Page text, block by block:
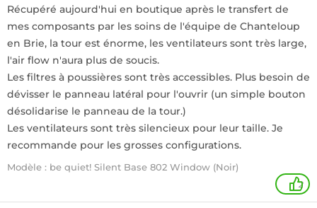
Récupéré aujourd'hui en boutique après le transfert de
mes composants par les soins de l'équipe de Chanteloup
en Brie, la tour est énorme, les ventilateurs sont très large,
l'air flow n'aura plus de soucis.
Les filtres à poussières sont très accessibles. Plus besoin de
dévisser le panneau latéral pour l'ouvrir (un simple bouton
désolidarise le panneau de la tour.)
Les ventilateurs sont très silencieux pour leur taille. Je
recommande pour les grosses configurations.
Modèle : be quiet! Silent Base 802 Window (Noir)
2